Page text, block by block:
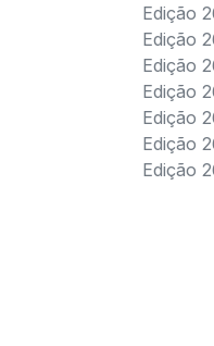
Edição
Edição
Edição
Edição
Edição
Edição
Edição